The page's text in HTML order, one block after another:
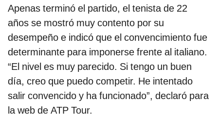
Apenas terminó el partido, el tenista de 22
años se mostró muy contento por su
desempeño e indicó que el convencimiento fue
determinante para imponerse frente al italiano.
“El nivel es muy parecido. Si tengo un buen
día, creo que puedo competir. He intentado
salir convencido y ha funcionado”, declaró para
la web de ATP Tour.